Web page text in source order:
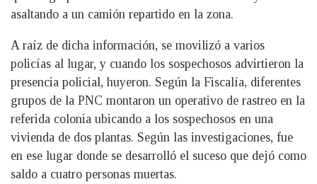
asaltando a un camión repartido en la zona.
A raíz de dicha información, se movilizó a varios
policías al lugar, y cuando los sospechosos advirtieron la
presencia policial, huyeron. Según la Fiscalía, diferentes
grupos de la PNC montaron un operativo de rastreo en la
referida colonia ubicando a los sospechosos en una
vivienda de dos plantas. Según las investigaciones, fue
en ese lugar donde se desarrolló el suceso que dejó como
saldo a cuatro personas muertas.